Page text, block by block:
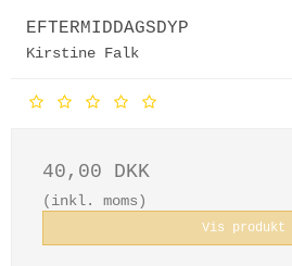
EFTERMIDDAGSDYP
Kirstine Falk
40,00 DKK
(inkl. moms)
Vis produkt